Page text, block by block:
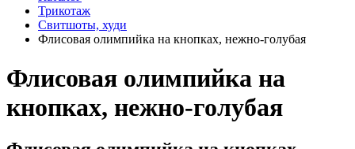
Трикотаж
Свитшоты, худи
Флисовая олимпийка на кнопках, нежно-голубая
Флисовая олимпийка на
кнопках, нежно-голубая